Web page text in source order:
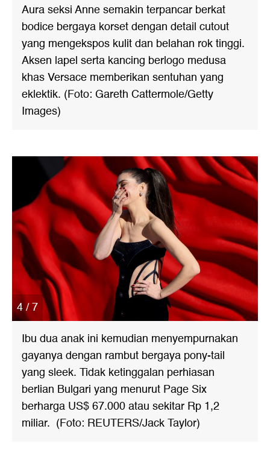
Aura seksi Anne semakin terpancar berkat
bodice bergaya korset dengan detail cutout
yang mengekspos kulit dan belahan rok tinggi.
Aksen lapel serta kancing berlogo medusa
khas Versace memberikan sentuhan yang
eklektik. (Foto: Gareth Cattermole/Getty
Images)
4 / 7
Ibu dua anak ini kemudian menyempurnakan
gayanya dengan rambut bergaya pony-tail
yang sleek. Tidak ketinggalan perhiasan
berlian Bulgari yang menurut Page Six
berharga US$ 67.000 atau sekitar Rp 1,2
miliar. (Foto: REUTERS/Jack Taylor)